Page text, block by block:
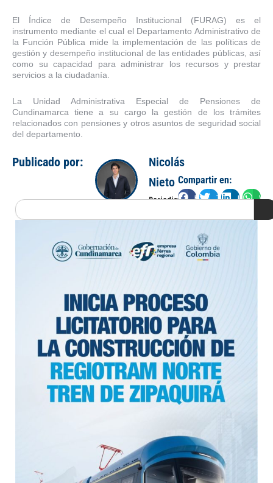
El Índice de Desempeño Institucional (FURAG) es el
instrumento mediante el cual el Departamento Administrativo de
la Función Pública mide la implementación de las políticas de
gestión y desempeño institucional de las entidades públicas, así
como su capacidad para administrar los recursos y prestar
servicios a la ciudadanía.
La Unidad Administrativa Especial de Pensiones de
Cundinamarca tiene a su cargo la gestión de los trámites
relacionados con pensiones y otros asuntos de seguridad social
del departamento.
Publicado por:
Nicolás
Nieto
Periodista
Compartir en:
FacebookTwitterLinkedIn
Search